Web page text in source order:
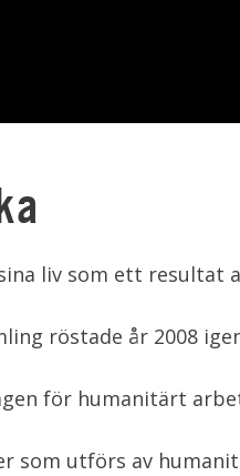
liv som ett resultat
röstade år 2008
för humanitärt
som utförs av